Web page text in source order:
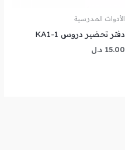
الأدوات المدرسية
دفتر تحضير دروس KA1-1
15.00 د.ل